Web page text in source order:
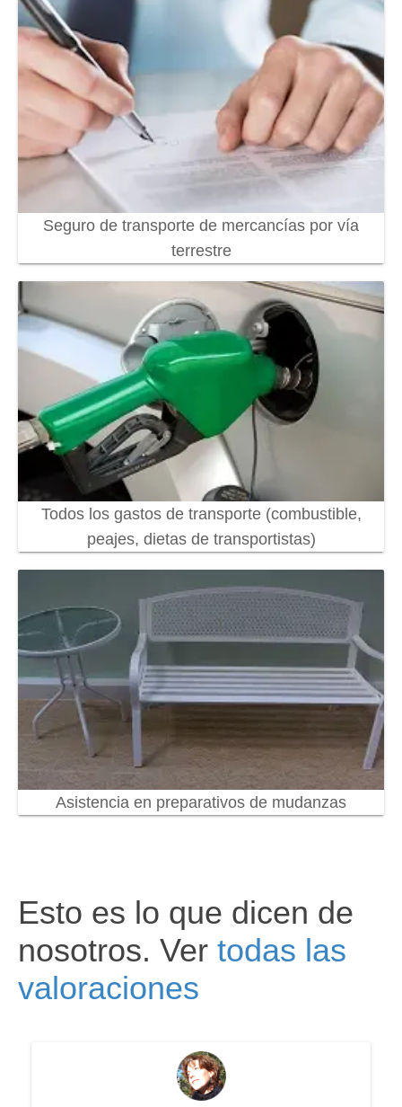
Seguro de transporte de mercancías por vía
terrestre
Todos los gastos de transporte (combustible,
peajes, dietas de transportistas)
Asistencia en preparativos de mudanzas
Esto es lo que dicen de
nosotros. Ver todas las
valoraciones